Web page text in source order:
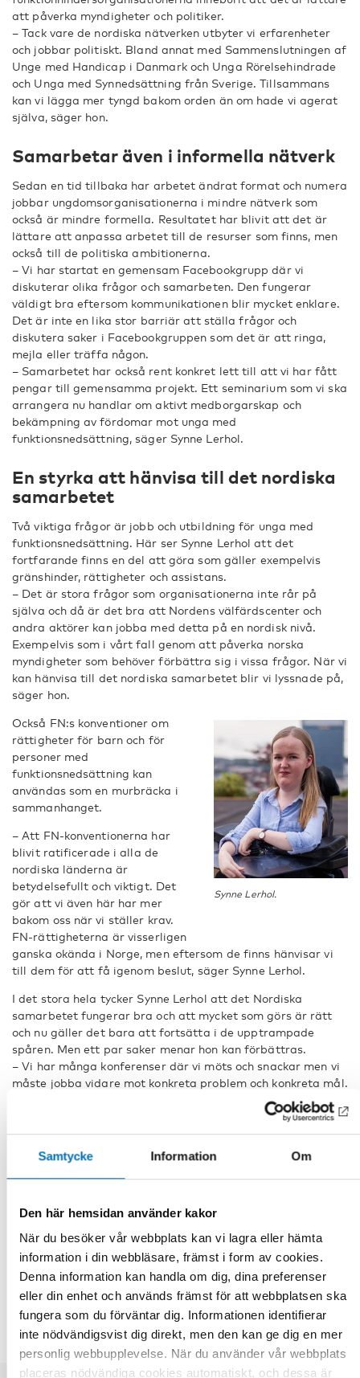
Samtycke Information Om
Den här hemsidan använder kakor
När du besöker vår webbplats kan vi lagra eller hämta
information i din webbläsare, främst i form av cookies.
Denna information kan handla om dig, dina preferenser
eller din enhet och används främst för att webbplatsen ska
fungera som du förväntar dig. Informationen identifierar
inte nödvändigsvist dig direkt, men den kan ge dig en mer
personlig webbupplevelse. När du använder vår webbplats
placeras nödvändiga cookies automatiskt, och dessa är
att påverka myndigheter och politiker.
– Tack vare de nordiska nätverken utbyter vi erfarenheter
och jobbar politiskt. Bland annat med Sammenslutningen af
Unge med Handicap i Danmark och Unga Rörelsehindrade
och Unga med Synnedsättning från Sverige. Tillsammans
kan vi lägga mer tyngd bakom orden än om hade vi agerat
själva, säger hon.
Samarbetar även i informella nätverk
Sedan en tid tillbaka har arbetet ändrat format och numera
jobbar ungdomsorganisationerna i mindre nätverk som
också är mindre formella. Resultatet har blivit att det är
lättare att anpassa arbetet till de resurser som finns, men
också till de politiska ambitionerna.
– Vi har startat en gemensam Facebookgrupp där vi
diskuterar olika frågor och samarbeten. Den fungerar
väldigt bra eftersom kommunikationen blir mycket enklare.
Det är inte en lika stor barriär att ställa frågor och
diskutera saker i Facebookgruppen som det är att ringa,
mejla eller träffa någon.
– Samarbetet har också rent konkret lett till att vi har fått
pengar till gemensamma projekt. Ett seminarium som vi ska
arrangera nu handlar om aktivt medborgarskap och
bekämpning av fördomar mot unga med
funktionsnedsättning, säger Synne Lerhol.
En styrka att hänvisa till det nordiska
samarbetet
Två viktiga frågor är jobb och utbildning för unga med
funktionsnedsättning. Här ser Synne Lerhol att det
fortfarande finns en del att göra som gäller exempelvis
gränshinder, rättigheter och assistans.
– Det är stora frågor som organisationerna inte rår på
själva och då är det bra att Nordens välfärdscenter och
andra aktörer kan jobba med detta på en nordisk nivå.
Exempelvis som i vårt fall genom att påverka norska
myndigheter som behöver förbättra sig i vissa frågor. När vi
kan hänvisa till det nordiska samarbetet blir vi lyssnade på,
säger hon.
Synne Lerhol.
Också FN:s konventioner om
rättigheter för barn och för
personer med
funktionsnedsättning kan
användas som en murbräcka i
sammanhanget.
– Att FN-konventionerna har
blivit ratificerade i alla de
nordiska länderna är
betydelsefullt och viktigt. Det
gör att vi även här har mer
bakom oss när vi ställer krav.
FN-rättigheterna är visserligen
ganska okända i Norge, men eftersom de finns hänvisar vi
till dem för att få igenom beslut, säger Synne Lerhol.
I det stora hela tycker Synne Lerhol att det Nordiska
samarbetet fungerar bra och att mycket som görs är rätt
och nu gäller det bara att fortsätta i de upptrampade
spåren. Men ett par saker menar hon kan förbättras.
– Vi har många konferenser där vi möts och snackar men vi
måste jobba vidare mot konkreta problem och konkreta mål.
funktionshindersorganisationerna i de olika nordiska
länderna som vi måste bryta ner. Detta för att samarbetet
ska bli ännu starkare så vi kan synas ännu mer på både
nordisk och europeisk nivå, säger Synne Lerhol.
Fakta
DELA